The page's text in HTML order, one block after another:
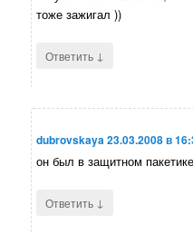
тоже зажигал ))
Ответить ↓
dubrovskaya23.03.2008 в
он был в защитном
Ответить ↓